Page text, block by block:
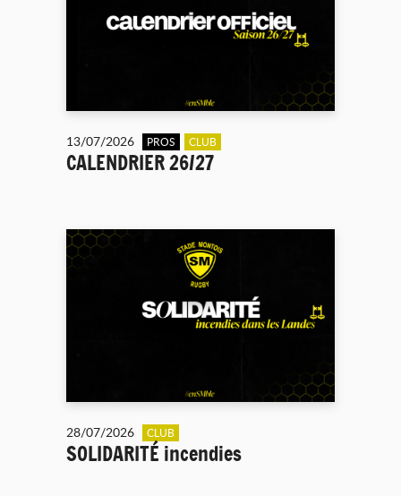
13/07/2026 PROS CLUB
CALENDRIER 26/27
28/07/2026 CLUB
SOLIDARITÉ incendies